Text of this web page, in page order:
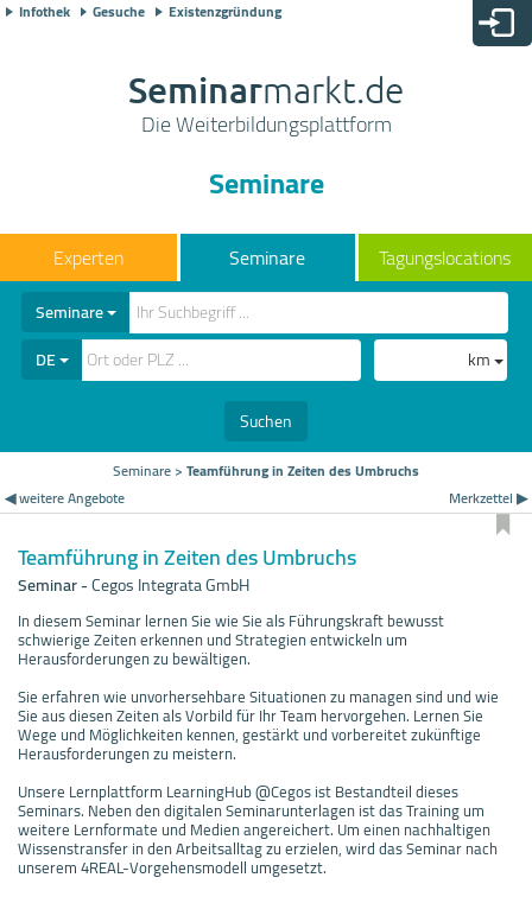
Infothek Gesuche Existenzgründung
Seminarmarkt.de
Die Weiterbildungsplattform
Seminare
Seminare Tagungslocations
Seminare
DE
km
Suchen
Seminare>Teamführung in Zeiten des Umbruchs
◀ weitere Angebote
Merkzettel ▶
Teamführung in Zeiten des Umbruchs
Seminar-Cegos Integrata GmbH
In diesem Seminar lernen Sie wie Sie als Führungskraft bewusst
schwierige Zeiten erkennen und Strategien entwickeln um
Herausforderungen zu bewältigen.
Sie erfahren wie unvorhersehbare Situationen zu managen sind und wie
Sie aus diesen Zeiten als Vorbild für Ihr Team hervorgehen. Lernen Sie
Wege und Möglichkeiten kennen, gestärkt und vorbereitet zukünftige
Herausforderungen zu meistern.
Unsere Lernplattform LearningHub @Cegos ist Bestandteil dieses
Seminars. Neben den digitalen Seminarunterlagen ist das Training um
weitere Lernformate und Medien angereichert. Um einen nachhaltigen
Wissenstransfer in den Arbeitsalltag zu erzielen, wird das Seminar nach
unserem 4REAL-Vorgehensmodell umgesetzt.